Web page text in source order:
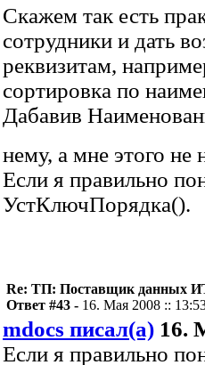
Скажем так есть
сотрудники и дать
реквизитам,
сортировка по
Дабавив
нему, а мне этого не
Если я правильно
УстКлючПорядка().
Re: ТП: Поставщик данных
Ответ #43 - 16. Мая 2008 ::
mdocs писал(а) 16.
Если я правильно